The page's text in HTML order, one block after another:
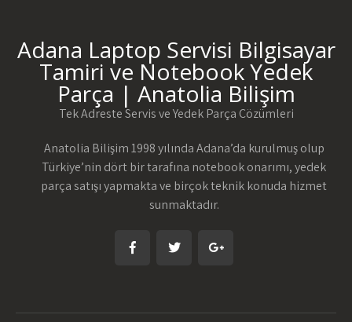
Adana Laptop Servisi Bilgisayar
Tamiri ve Notebook Yedek
Parça | Anatolia Bilişim
Tek Adreste Servis ve Yedek Parça Çözümleri
Anatolia Bilişim 1998 yılında Adana’da kurulmuş olup
Türkiye’nin dört bir tarafına notebook onarımı, yedek
parça satışı yapmakta ve birçok teknik konuda hizmet
sunmaktadır.